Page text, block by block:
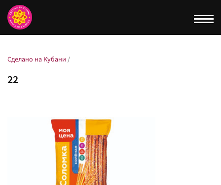
Сделано на Кубани /
22